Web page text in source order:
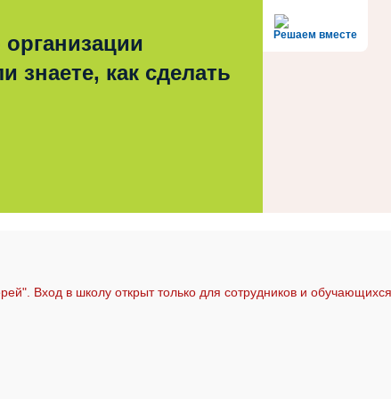
Решаем вместе
знаете, как сделать
Вход в школу открыт только для сотрудников и обучающихся